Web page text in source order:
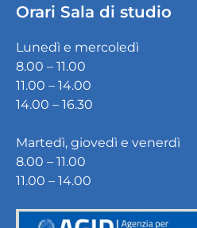
Orari Sala di studio
Lunedì e mercoledì
8.00 – 11.00
11.00 – 14.00
14.00 – 16.30
Martedì, giovedì e venerdì
8.00 – 11.00
11.00 – 14.00